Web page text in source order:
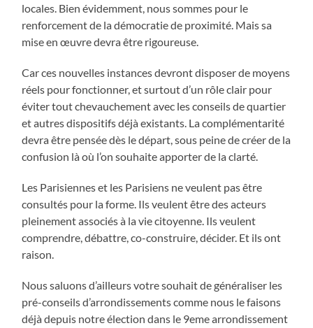
locales. Bien évidemment, nous sommes pour le
renforcement de la démocratie de proximité. Mais sa
mise en œuvre devra être rigoureuse.
Car ces nouvelles instances devront disposer de moyens
réels pour fonctionner, et surtout d’un rôle clair pour
éviter tout chevauchement avec les conseils de quartier
et autres dispositifs déjà existants. La complémentarité
devra être pensée dès le départ, sous peine de créer de la
confusion là où l’on souhaite apporter de la clarté.
Les Parisiennes et les Parisiens ne veulent pas être
consultés pour la forme. Ils veulent être des acteurs
pleinement associés à la vie citoyenne. Ils veulent
comprendre, débattre, co-construire, décider. Et ils ont
raison.
Nous saluons d’ailleurs votre souhait de généraliser les
pré-conseils d’arrondissements comme nous le faisons
déjà depuis notre élection dans le 9emearrondissement